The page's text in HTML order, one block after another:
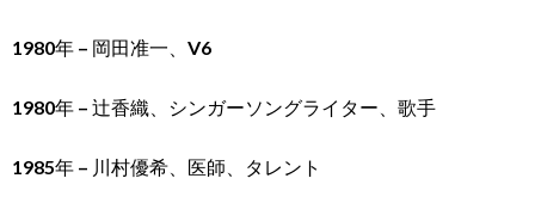
1980年 – 岡田准一、V6
1980年 – 辻香織、シンガーソングライター、歌手
1985年 – 川村優希、医師、タレント